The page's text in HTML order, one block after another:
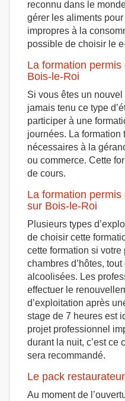
reconnu dans le
gérer les aliments
impropres à la
possible de choisir le
La formation
Bois-le-Roi
Si vous êtes un
jamais tenu ce type
participer à une
journées. La formation
nécessaires à la
ou commerce. Cette
de cours.
La formation
sur Bois-le-Roi
Plusieurs types
de choisir cette
cette formation si
chambres d’hôtes,
alcoolisées. Les
effectuer le
d’exploitation après
stage de 7 heures est
projet professionnel
durant la nuit, c’est ce
sera recommandé.
Le pack
Au moment de